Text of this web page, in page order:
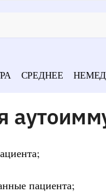
СРЕДНЕЕ
пациента;